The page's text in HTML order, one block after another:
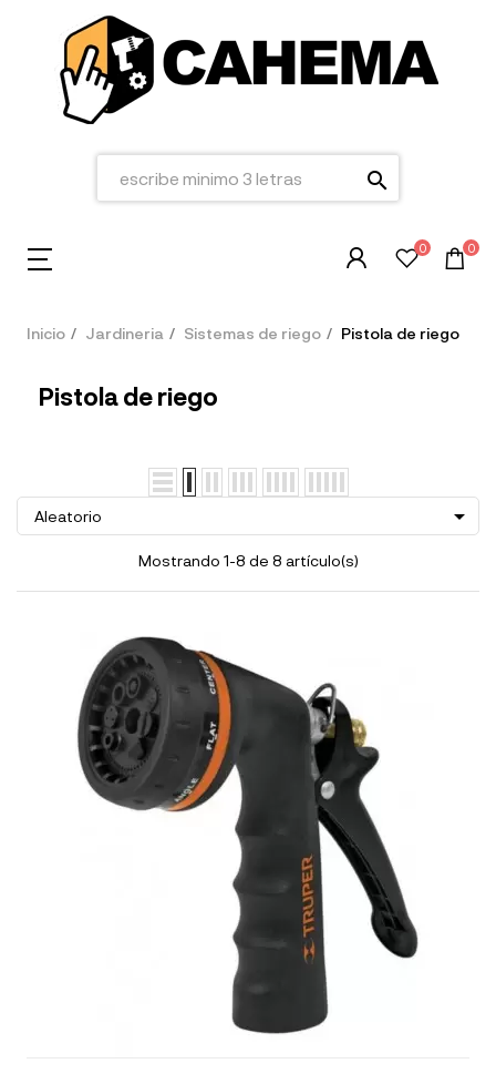
search
0 0
Inicio Jardineria Sistemas de riego Pistola de riego
Pistola de riego
Aleatorio 
Mostrando 1-8 de 8 artículo(s)